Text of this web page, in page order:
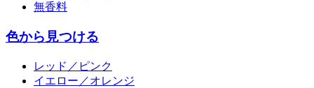
無香料
色から見つける
レッド／ピンク
イエロー／オレンジ